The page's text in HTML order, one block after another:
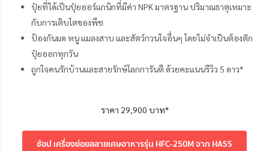
ปุ๋ยที่ได้เป็นปุ๋ยออร์แกนิกที่มีค่า NPK มาตรฐาน ปริมาณธาตุเหมาะ
กับการเติบโตของพืช
ป้องกันมด หนู แมลงสาบ และสัตว์กวนใจอื่นๆ โดยไม่จำเป็นต้องตัก
ปุ๋ยออกทุกวัน
ถูกใจคนรักบ้านและสายรักษ์โลกการันตี ด้วยคะแนนรีวิว 5 ดาว*
ราคา 29,900 บาท*
ช้อป เครื่องย่อยสลายเศษอาหารรุ่น HFC-250M จาก HASS